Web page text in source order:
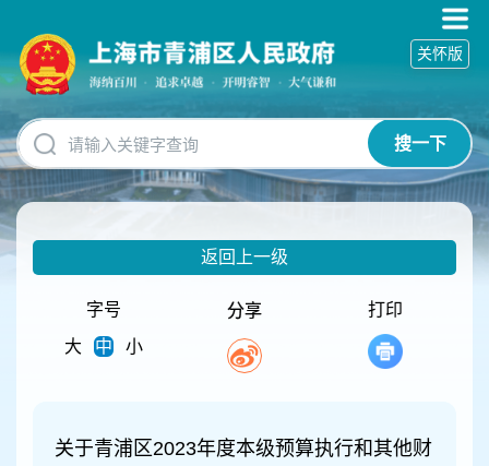
碍
操
明
跳
转
到
网
搜一下
关怀版
返回上一级
字号
大
中 小
分享 打印
关于青浦区2023年度本级预算执行和其他财